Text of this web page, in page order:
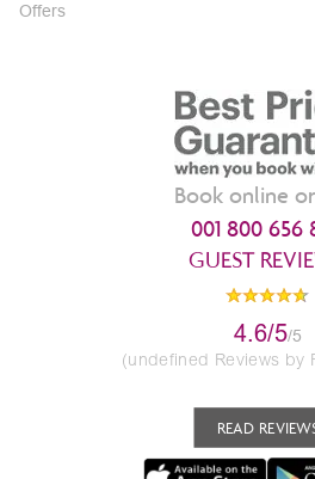
Offers
Book online
001 800 656
GUEST
4.6/5/5
(undefined Reviews by
READ